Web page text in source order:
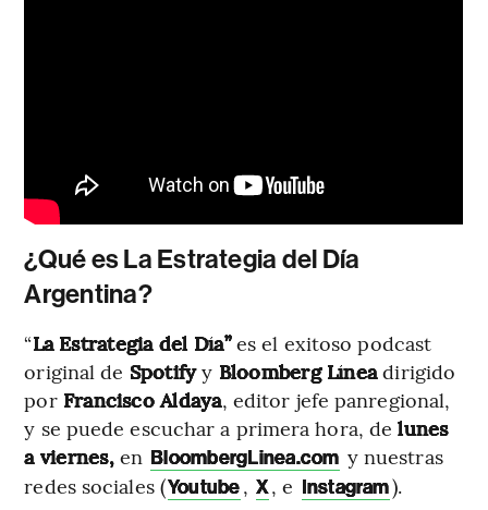
¿Qué es La Estrategia del Día
Argentina?
“La Estrategia del Día”es el exitoso podcast
original de Spotifyy Bloomberg Líneadirigido
por Francisco Aldaya, editor jefe panregional,
y se puede escuchar a primera hora, delunes
a viernes,en BloombergLinea.com y nuestras
redes sociales (Youtube, X, e Instagram).